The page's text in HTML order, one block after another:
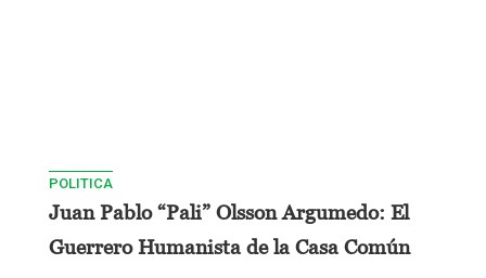
POLITICA
Juan Pablo “Pali” Olsson Argumedo: El
Guerrero Humanista de la Casa Común